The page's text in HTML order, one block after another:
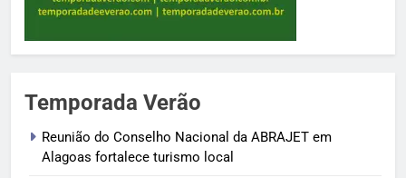
Temporada Verão
Reunião do Conselho Nacional da ABRAJET em
Alagoas fortalece turismo local